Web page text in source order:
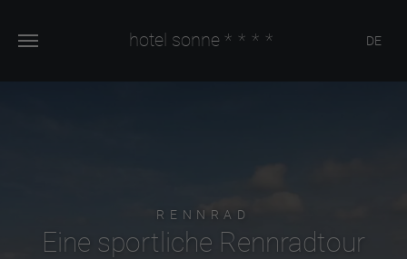
hotel sonne **** DE
RENNRAD
Eine sportliche Rennradtour